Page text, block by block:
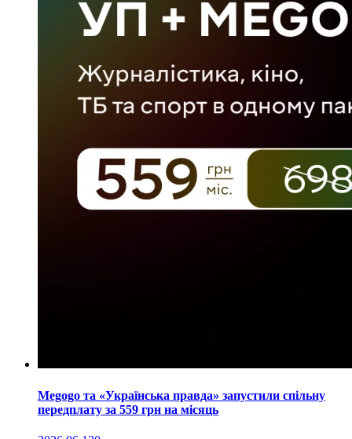
Megogo та «Українська правда» запустили спільну
передплату за 559 грн на місяць